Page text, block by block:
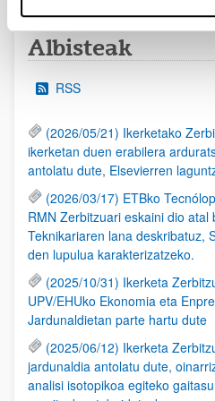
Albisteak
RSS
(2026/05/21) Ikerketako
ikerketan duen erabilera
antolatu dute, Elsevierren
(2026/03/17) ETBko
RMN Zerbitzuari eskaini dio
Teknikariaren lana deskribatuz,
den lupulua karakterizatzeko.
(2025/10/31) Ikerketa
UPV/EHUko Ekonomia eta
Jardunaldietan parte hartu dute
(2025/06/12) Ikerketa
jardunaldia antolatu dute,
analisi isotopikoa egiteko